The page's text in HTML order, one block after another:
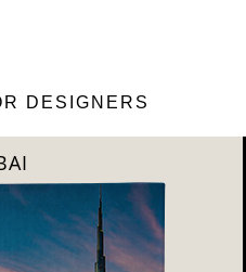
DESIGNERS